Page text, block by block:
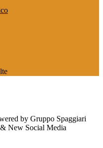
by Gruppo Spaggiari
New Social Media